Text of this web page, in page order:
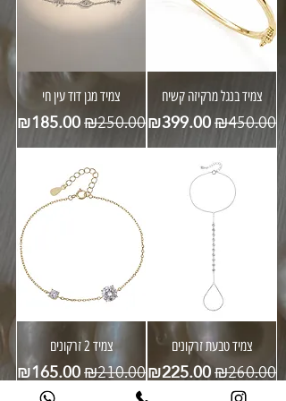
צמיד בנגל מרקיזה קשיח
מחיר רגיל
₪450.00מחיר מבצע
₪399.00
צמיד מגן דוד עין חי
מחיר רגיל
₪250.00מחיר
₪185.00
צמיד טבעת זרקונים
מחיר רגיל
₪260.00מחיר מבצע
₪225.00
צמיד 2 זרקונים
מחיר רגיל
₪210.00מחיר
₪165.00